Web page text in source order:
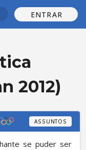
ENTRAR
2012)
ASSUNTOS
se puder ser